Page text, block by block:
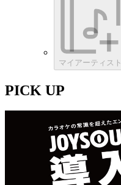
マイアーティスト
PICK UP